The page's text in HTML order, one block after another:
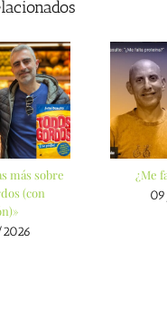
más sobre
(con
¿Me